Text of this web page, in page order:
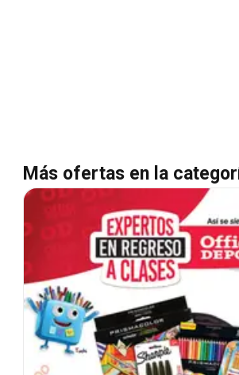
Más ofertas en la